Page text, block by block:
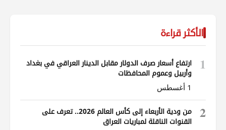
الأكثر قراءة
1
ارتفاع أسعار صرف الدولار مقابل الدينار العراقي في بغداد
وأربيل وعموم المحافظات
1 أغسطس
2
من ودية الأربعاء إلى كأس العالم 2026.. تعرف على
القنوات الناقلة لمباريات العراق